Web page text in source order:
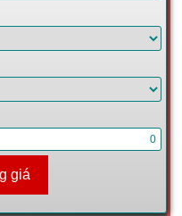
giá